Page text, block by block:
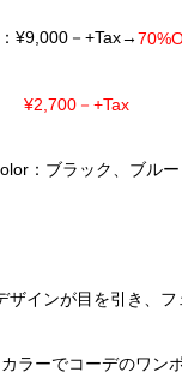
¥9,000－+Tax→
¥2,700 －+Tax
：ブラック、ブルー
ザインが目を引き、
ラーでコーデのワン